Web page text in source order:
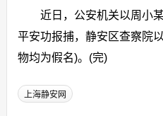
近日，公安机关以周小某
平安功报捕，静安区查察院
物均为假名)。(完)
上海静安网